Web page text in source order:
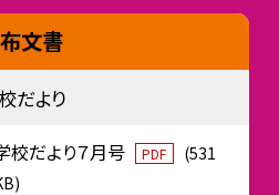
文書
だより
校だより７月号 PDF
(531